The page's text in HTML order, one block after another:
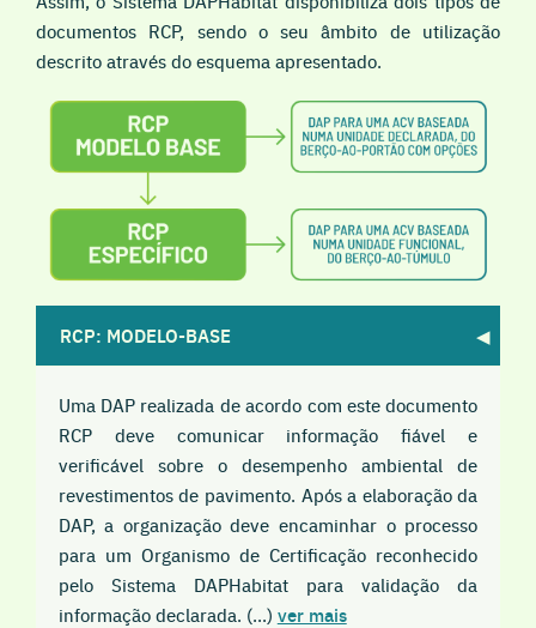
documentos RCP, sendo o seu âmbito de utilização
descrito através do esquema apresentado.
RCP: MODELO-BASE
Uma DAP realizada de acordo com este documento
RCP deve comunicar informação fiável e
verificável sobre o desempenho ambiental de
revestimentos de pavimento. Após a elaboração da
DAP, a organização deve encaminhar o processo
para um Organismo de Certificação reconhecido
pelo Sistema DAPHabitat para validação da
informação declarada. (...) ver mais